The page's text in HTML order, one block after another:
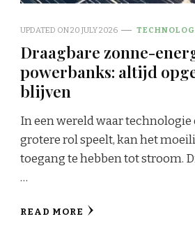
UPDATED ON20 JULY 2026
Draagbare zonne-
powerbanks: altijd
blijven
In een wereld waar technologie
grotere rol speelt, kan het
toegang te hebben tot stroom.
…
READ MORE